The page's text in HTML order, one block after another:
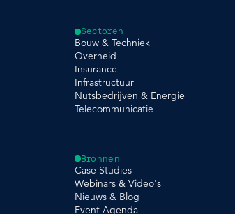
Sectoren
Bouw & Techniek
Overheid
Insurance
Infrastructuur
Nutsbedrijven & Energie
Telecommunicatie
Bronnen
Case Studies
Webinars & Video's
Nieuws & Blog
Event Agenda